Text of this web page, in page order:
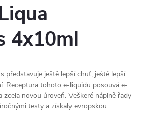
4x10ml
představuje ještě lepší chuť, ještě lepší
Receptura tohoto e-liquidu posouvá e-
novou úroveň. Veškeré náplně řady
testy a získaly evropskou